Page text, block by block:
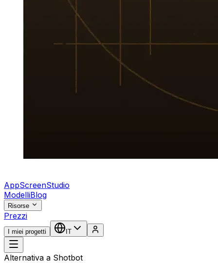
AppScreenStudio
ModelliBlog
Risorse
Prezzi
I miei progetti IT
Alternativa a Shotbot